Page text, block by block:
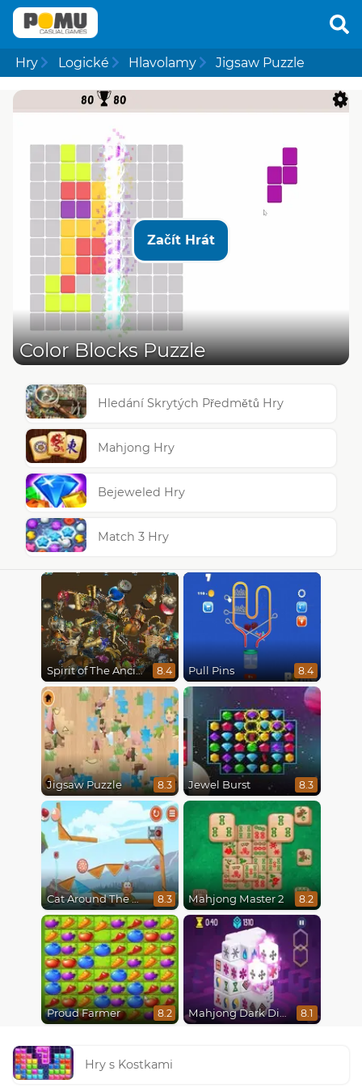
Hry Logické Hlavolamy Jigsaw Puzzle
Začít Hrát
Color Blocks Puzzle
Hledání Skrytých Předmětů Hry
Mahjong Hry
Bejeweled Hry
Match 3 Hry
Spirit of The Ancient Forest 8.4 Pull Pins 8.4
Jigsaw Puzzle 8.3 Jewel Burst 8.3
Cat Around The World 8.3 Mahjong Master 2 8.2
Proud Farmer 8.2 Mahjong Dark Dimensions 8.1
Hry s Kostkami